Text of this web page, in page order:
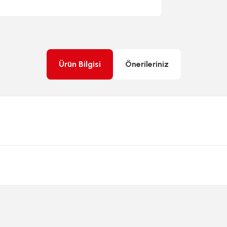
Ürün Bilgisi Önerileriniz